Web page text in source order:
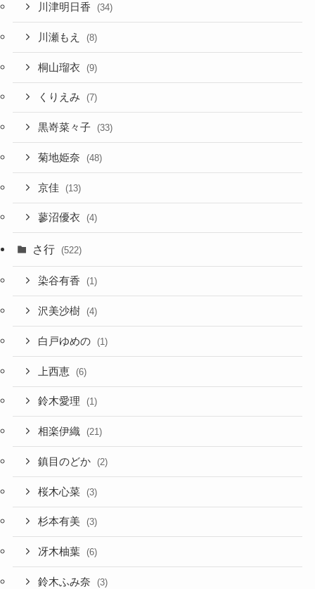
川津明日香 (34)
川瀬もえ (8)
桐山瑠衣 (9)
くりえみ (7)
黒嵜菜々子 (33)
菊地姫奈 (48)
京佳 (13)
蓼沼優衣 (4)
さ行 (522)
染谷有香 (1)
沢美沙樹 (4)
白戸ゆめの (1)
上西恵 (6)
鈴木愛理 (1)
相楽伊織 (21)
鎮目のどか (2)
桜木心菜 (3)
杉本有美 (3)
冴木柚葉 (6)
鈴木ふみ奈 (3)